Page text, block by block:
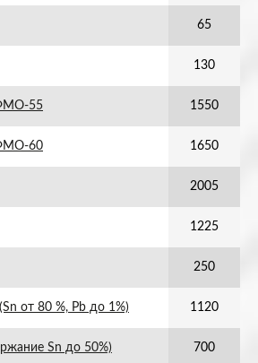
65
130
55 1550
60 1650
2005
1225
250
от 80 %, Pb до 1%) 1120
Sn до 50%) 700